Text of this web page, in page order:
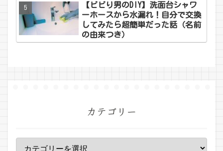
【ビビり男のDIY】洗面台シャワ
ーホースから水漏れ！自分で交換
してみたら超簡単だった話（名前
の由来つき）
カテゴリー